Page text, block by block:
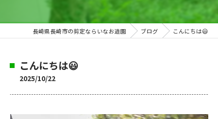
長崎県長崎市の剪定ならいなお造園 ブログ こんにちは😃
こんにちは😃
2025/10/22